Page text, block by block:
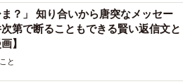
ま？」 知り合いから唐突なメッセー
第で断ることもできる賢い返信文と
】
と